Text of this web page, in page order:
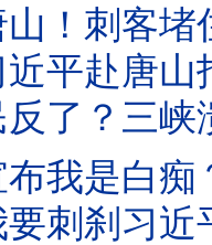
宣布新冠再喷发，三亿牛马抛
：二愣子滚！灭共V字仇刹哥雨夜
！指纹声纹流出？王虹邓煜获数
绝密资料，水电系一二把手全
大屠杀：武警突接密令！广西横